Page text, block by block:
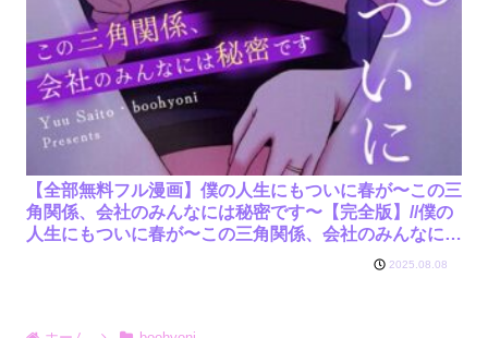
【全部無料フル漫画】僕の人生にもついに春が〜この三
角関係、会社のみんなには秘密です〜【完全版】//僕の
人生にもついに春が〜この三角関係、会社のみんなには
2025.08.08